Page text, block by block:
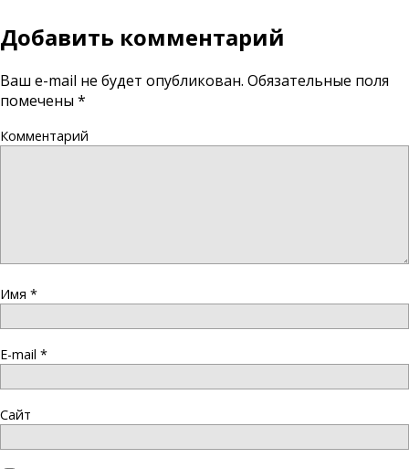
Добавить комментарий
Ваш e-mail не будет опубликован. Обязательные поля
помечены *
Комментарий
Имя *
E-mail *
Сайт